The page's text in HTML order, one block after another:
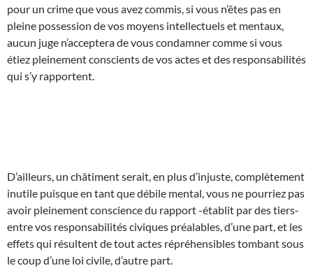
pour un crime que vous avez commis, si vous n’êtes pas en
pleine possession de vos moyens intellectuels et mentaux,
aucun juge n’acceptera de vous condamner comme si vous
étiez pleinement conscients de vos actes et des responsabilités
qui s’y rapportent.
D’ailleurs, un châtiment serait, en plus d’injuste, complètement
inutile puisque en tant que débile mental, vous ne pourriez pas
avoir pleinement conscience du rapport -établit par des tiers-
entre vos responsabilités civiques préalables, d’une part, et les
effets qui résultent de tout actes répréhensibles tombant sous
le coup d’une loi civile, d’autre part.